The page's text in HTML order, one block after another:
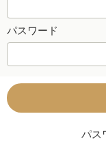
パスワード
パス